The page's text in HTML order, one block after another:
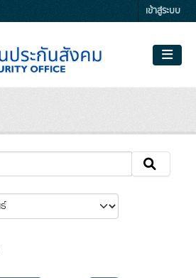
เข้าสู่ระบบ